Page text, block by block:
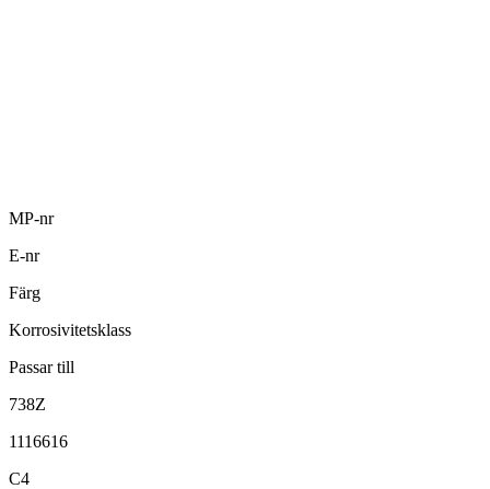
MP-nr
E-nr
Färg
Korrosivitetsklass
Passar till
738Z
1116616
C4